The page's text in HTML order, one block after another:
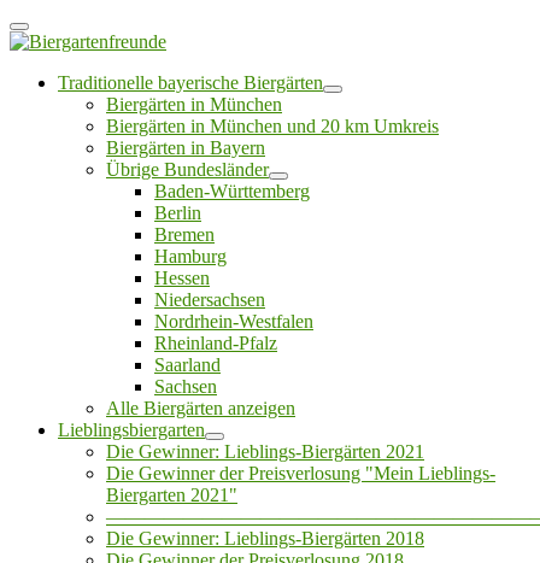
Traditionelle bayerische Biergärten
Biergärten in München
Biergärten in München und 20 km Umkreis
Biergärten in Bayern
Übrige Bundesländer
Baden-Württemberg
Berlin
Bremen
Hamburg
Hessen
Niedersachsen
Nordrhein-Westfalen
Rheinland-Pfalz
Saarland
Sachsen
Alle Biergärten anzeigen
Lieblingsbiergarten
Die Gewinner: Lieblings-Biergärten 2021
Die Gewinner der Preisverlosung "Mein Lieblings-
Biergarten 2021"
Die Gewinner: Lieblings-Biergärten 2018